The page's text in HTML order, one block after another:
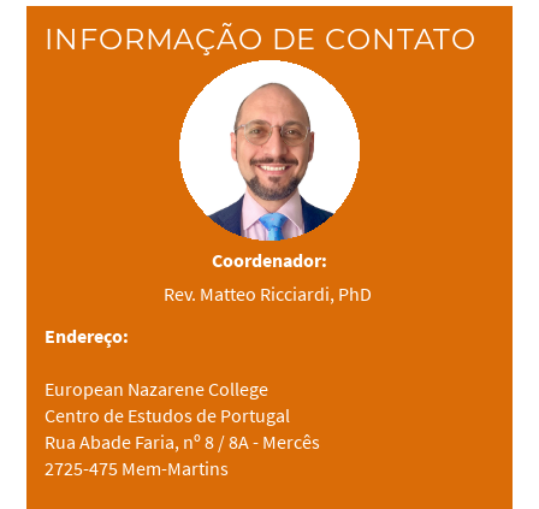
INFORMAÇÃO DE CONTATO
Coordenador:
Rev. Matteo Ricciardi, PhD
Endereço:
European Nazarene College
Centro de Estudos de Portugal
Rua Abade Faria, nº 8 / 8A - Mercês
2725-475 Mem-Martins